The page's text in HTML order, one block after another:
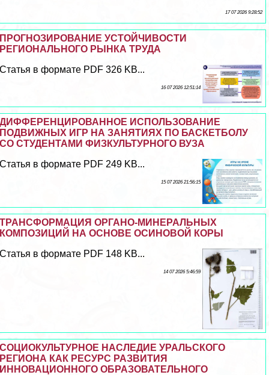
17 07 2026 9:28:52
ПРОГНОЗИРОВАНИЕ УСТОЙЧИВОСТИ
РЕГИОНАЛЬНОГО РЫНКА ТРУДА
Статья в формате PDF 326 KB...
16 07 2026 12:51:14
ДИФФЕРЕНЦИРОВАННОЕ ИСПОЛЬЗОВАНИЕ
ПОДВИЖНЫХ ИГР НА ЗАНЯТИЯХ ПО БАСКЕТБОЛУ
СО СТУДЕНТАМИ ФИЗКУЛЬТУРНОГО ВУЗА
Статья в формате PDF 249 KB...
15 07 2026 21:56:15
ТРАНСФОРМАЦИЯ ОРГАНО-МИНЕРАЛЬНЫХ
КОМПОЗИЦИЙ НА ОСНОВЕ ОСИНОВОЙ КОРЫ
Статья в формате PDF 148 KB...
14 07 2026 5:46:59
СОЦИОКУЛЬТУРНОЕ НАСЛЕДИЕ УРАЛЬСКОГО
РЕГИОНА КАК РЕСУРС РАЗВИТИЯ
ИННОВАЦИОННОГО ОБРАЗОВАТЕЛЬНОГО